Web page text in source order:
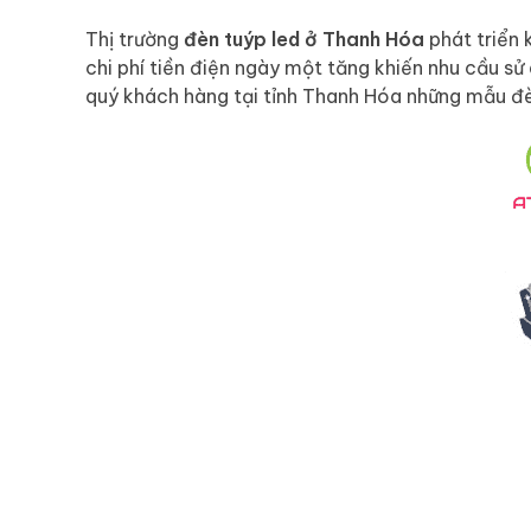
Thị trường đèn tuýp led ở Thanh Hóa phát triển
chi phí tiền điện ngày một tăng khiến nhu cầu
quý khách hàng tại tỉnh Thanh Hóa những mẫu